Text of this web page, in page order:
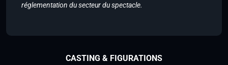
réglementation du secteur du spectacle.
CASTING & FIGURATIONS